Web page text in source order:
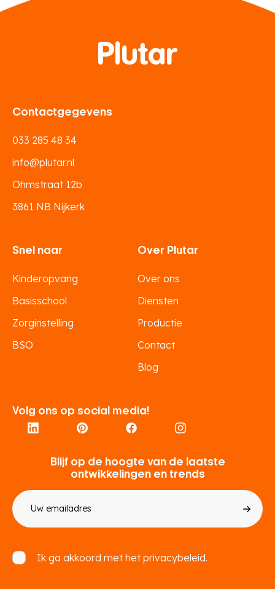
Volg ons op social media!
Contactgegevens
033 285 48 34
info@plutar.nl
Ohmstraat 12b
3861 NB Nijkerk
Snel naar
Kinderopvang
Basisschool
Zorginstelling
BSO
Over Plutar
Over ons
Diensten
Productie
Contact
Blog
Blijf op de hoogte van de laatste
ontwikkelingen en trends
mailadres
Ik ga akkoord met hetprivacybeleid.